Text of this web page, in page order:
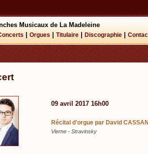
Musicaux de La Madeleine
Orgues Titulaire Discographie
09 avril 2017 16h00
Récital d'orgue par David
Vierne - Stravinsky